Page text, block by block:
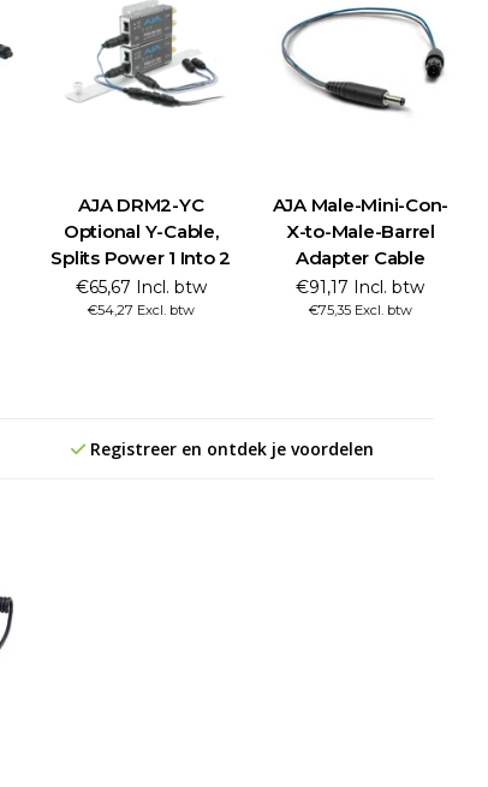
AJA DRM2-YC
Optional Y-Cable,
Splits Power 1 Into 2
€65,67 Incl. btw
€54,27 Excl. btw
AJA Male-Mini-Con-
X-to-Male-Barrel
Adapter Cable
€91,17 Incl. btw
€75,35 Excl. btw
Registreer en ontdek je voordelen